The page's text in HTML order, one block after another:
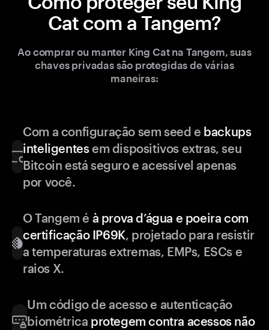
Cat com a Tangem?
Ao comprar ou manter King Cat na Tangem, suas
chaves privadas são protegidas de várias
maneiras:
Com a configuração sem seed e backups
inteligentesem dispositivos extras, seu
Bitcoin está seguro e acessível apenas
por você.
O Tangem é à prova d’água e poeira com
certificação IP69K, projetado para resistir
a temperaturas extremas, EMPs, ESCs e
raios X.
Um código de acesso e autenticação
biométrica protegem contra acessos não